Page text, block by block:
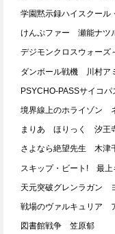
学園黙示録ハイスクー
けんぷファー 瀬能ナツ
デジモンクロスウォー
ダンボール戦機 川村ア
PSYCHO-PASSサイコ
境界線上のホライゾン
まりあ ほりっく 汐王
さよなら絶望先生 木津
スキップ・ビート! 最上
天元突破グレンラガン
戦場のヴァルキュリア
図書館戦争 笠原郁